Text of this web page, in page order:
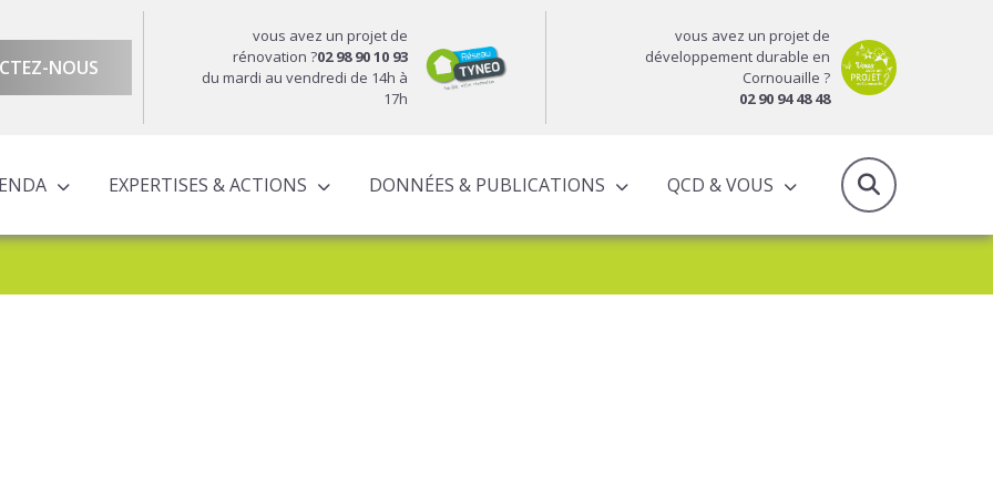
NOUS
vous avez un projet de
rénovation ?02 98 90 10 93
du mardi au vendredi de 14h à
17h
vous avez un projet de
développement durable en
Cornouaille ?
02 90 94 48 48
EXPERTISES & ACTIONS DONNÉES & PUBLICATIONS QCD & VOUS